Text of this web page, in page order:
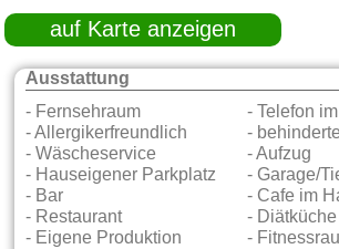
auf Karte anzeigen
Ausstattung
- Fernsehraum
- Telefon
- Allergikerfreundlich
-
- Wäscheservice
- Aufzug
- Hauseigener Parkplatz
- Garage/
- Bar
- Cafe im
- Restaurant
- Diätküche
- Eigene Produktion
-